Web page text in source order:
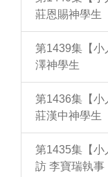
莊恩賜神學生
第1439集【小
澤神學生
第1436集【小
莊漢中神學生
第1435集【小
訪 李寶瑞執事